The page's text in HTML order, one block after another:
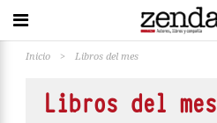
Inicio > Libros del mes
Libros del mes